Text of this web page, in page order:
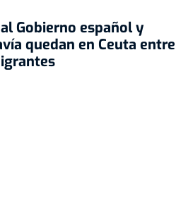
Gobierno español y
quedan en Ceuta entre